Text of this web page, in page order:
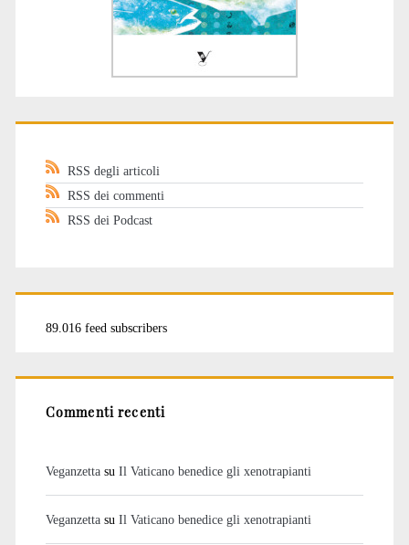
RSS degli articoli
RSS dei commenti
RSS dei Podcast
89.016 feed subscribers
Commenti recenti
Veganzettasu Il Vaticano benedice gli xenotrapianti
Veganzettasu Il Vaticano benedice gli xenotrapianti